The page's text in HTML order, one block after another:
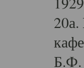
Б.Ф.